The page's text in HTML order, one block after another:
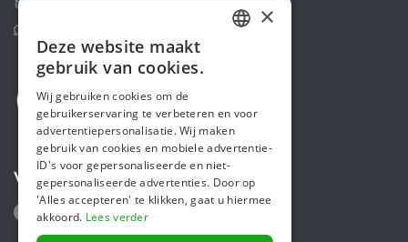
Volg ons
ENGLISH
×
Deze website maakt
gebruik van cookies.
Wij gebruiken cookies om de
gebruikerservaring te verbeteren en voor
advertentiepersonalisatie. Wij maken
gebruik van cookies en mobiele advertentie-
ID's voor gepersonaliseerde en niet-
gepersonaliseerde advertenties. Door op
'Alles accepteren' te klikken, gaat u hiermee
akkoord. Lees verder